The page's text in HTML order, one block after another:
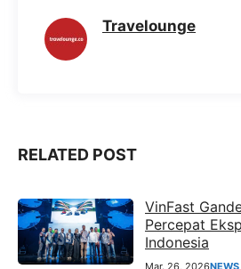
A
p
r n
Travelounge
RELATED POST
VinFast
Percepat
Indonesia
Mar. 26, 2026NEWS